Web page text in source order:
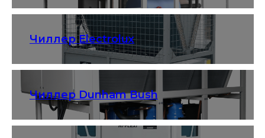
Чиллер Electrolux
Чиллер Dunham Bush